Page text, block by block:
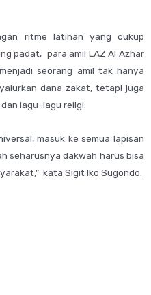
ritme latihan yang cukup
padat, para amil LAZ Al Azhar
seorang amil tak hanya
dana zakat, tetapi juga
lagu-lagu religi.
masuk ke semua lapisan
seharusnya dakwah harus bisa
kata Sigit Iko Sugondo.